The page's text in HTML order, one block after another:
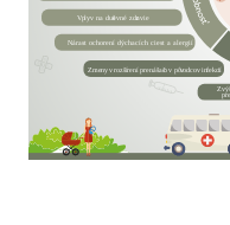
Vplyv na duševné zdravie
Nárast ochorení dýchacích ciest a alergií
Zmenyv rozšírení prenášačov pôvodcovinfekcií
pr